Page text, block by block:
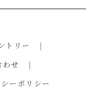
トリー
わせ
ーポリシー